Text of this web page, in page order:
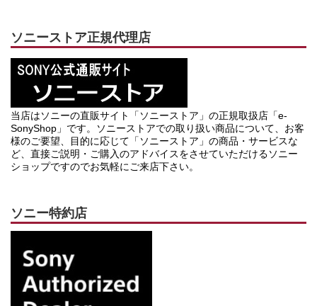
ソニーストア正規代理店
当店はソニーの直販サイト「ソニーストア」の正規取扱店「e-
SonyShop」です。ソニーストアでの取り扱い商品について、お客
様のご要望、目的に応じて「ソニーストア」の商品・サービスな
ど、直接ご説明・ご購入のアドバイスをさせていただけるソニー
ショップですのでお気軽にご来店下さい。
ソニー特約店